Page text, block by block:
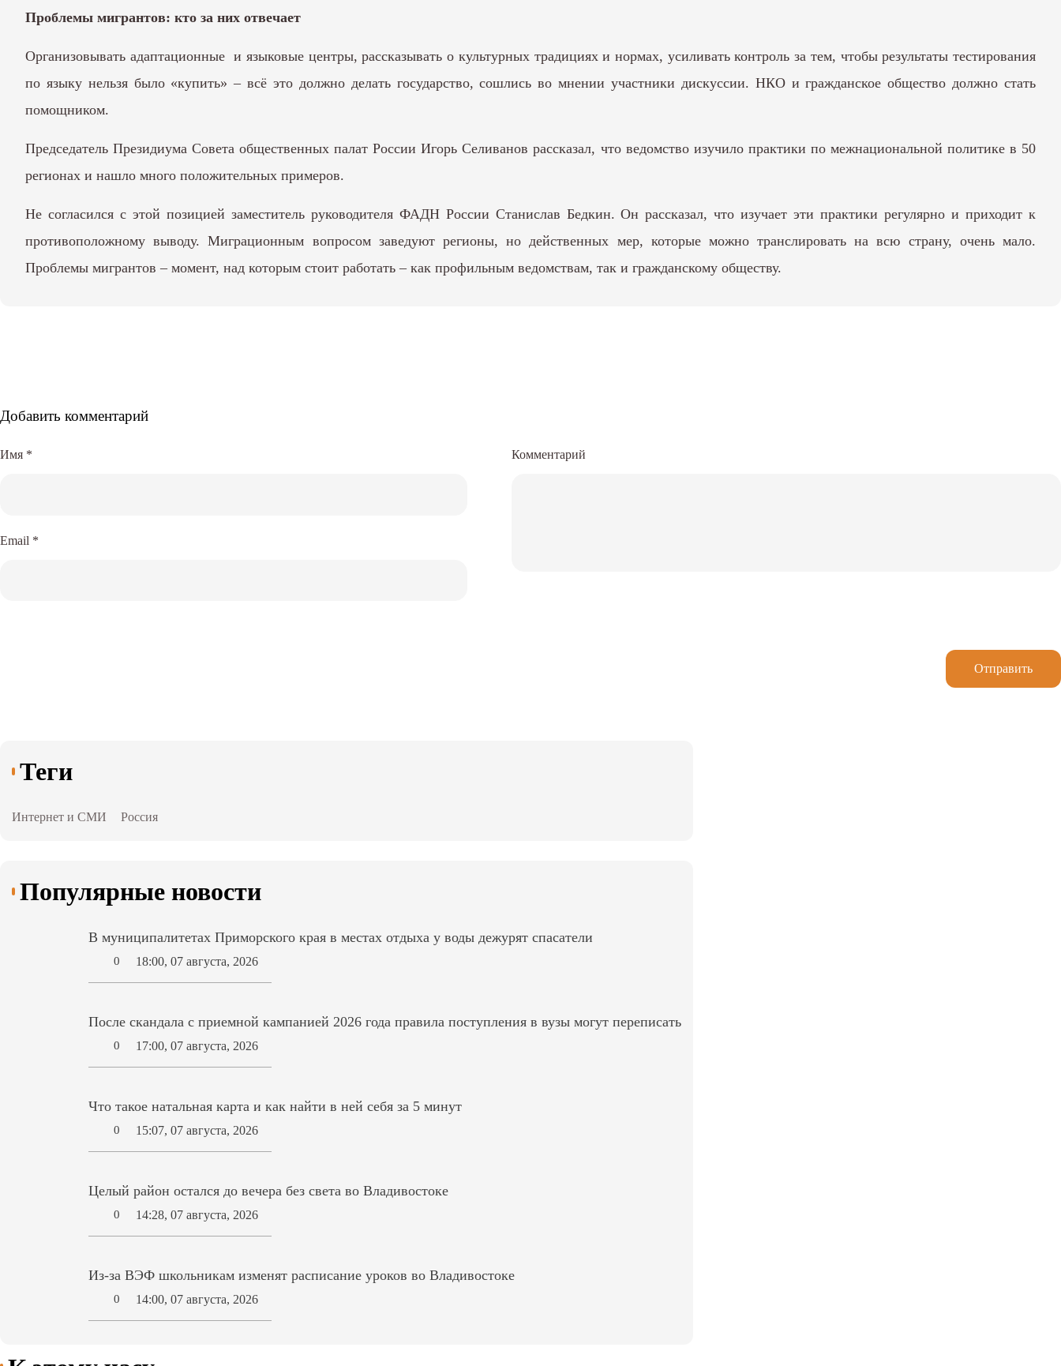
Проблемы мигрантов: кто за них отвечает
Организовывать адаптационные и языковые центры, рассказывать о культурных традициях и нормах, усиливать контроль за тем, чтобы результаты тестирования
по языку нельзя было «купить» – всё это должно делать государство, сошлись во мнении участники дискуссии. НКО и гражданское общество должно стать
помощником.
Председатель Президиума Совета общественных палат России Игорь Селиванов рассказал, что ведомство изучило практики по межнациональной политике в 50
регионах и нашло много положительных примеров.
Не согласился с этой позицией заместитель руководителя ФАДН России Станислав Бедкин. Он рассказал, что изучает эти практики регулярно и приходит к
противоположному выводу. Миграционным вопросом заведуют регионы, но действенных мер, которые можно транслировать на всю страну, очень мало.
Проблемы мигрантов – момент, над которым стоит работать – как профильным ведомствам, так и гражданскому обществу.
Добавить комментарий
Комментарий
Имя *
Email *
Отправить
Теги
Интернет и СМИ Россия
Популярные новости
В муниципалитетах Приморского края в местах отдыха у воды дежурят спасатели
0 18:00, 07 августа, 2026
После скандала с приемной кампанией 2026 года правила поступления в вузы могут переписать
0 17:00, 07 августа, 2026
Что такое натальная карта и как найти в ней себя за 5 минут
0 15:07, 07 августа, 2026
Целый район остался до вечера без света во Владивостоке
0 14:28, 07 августа, 2026
Из-за ВЭФ школьникам изменят расписание уроков во Владивостоке
0 14:00, 07 августа, 2026